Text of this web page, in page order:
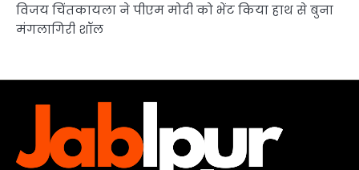
विजय चिंतकायला ने पीएम मोदी को भेंट किया हाथ से बुना
मंगलागिरी शॉल